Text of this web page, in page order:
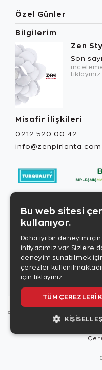
Özel Günler
Bilgilerim
Zen
Son
tıklayınız.
Misafir İlişkileri
0212 520 00 42
info@zenpirlanta.com
Copyright ©
Zen Diamond
Turquality
Bu web sitesi
kullanıyor.
Daha iyi bir deneyim
ihtiyacımız var. Sizlere
deneyim sunabilmek
çerezler
için tıklayınız.
TÜM ÇEREZLERI